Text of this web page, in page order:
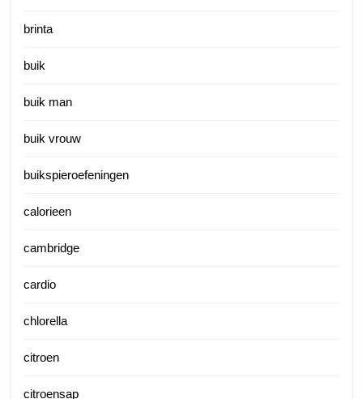
brinta
buik
buik man
buik vrouw
buikspieroefeningen
calorieen
cambridge
cardio
chlorella
citroen
citroensap